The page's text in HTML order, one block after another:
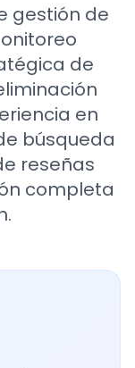
gestión de
de
en
búsqueda
reseñas
completa